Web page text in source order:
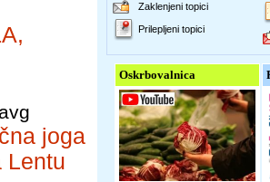
joga
Lentu
Zaklenjeni topici
Prilepljeni topici
Oskrbovalnica